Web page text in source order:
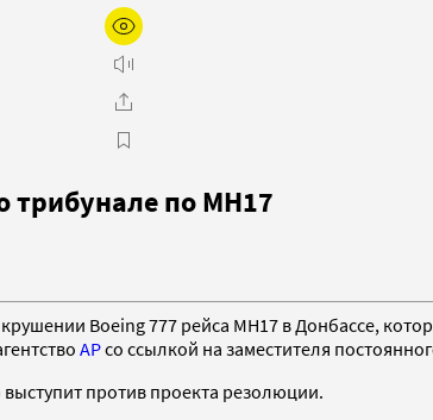
трибунале по MH17
Boeing 777 рейса MH17 в Донбассе,
APсо ссылкой на заместителя
против проекта резолюции.